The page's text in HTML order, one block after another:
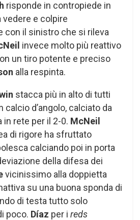
risponde in contropiede in
vedere e colpire
con il sinistro che si rileva
invece molto più reattivo
un tiro potente e preciso
alla respinta.
stacca più in alto di tutti
calcio d’angolo, calciato da
in rete per il 2-0. McNeil
di rigore ha sfruttato
calciando poi in porta
della difesa dei
vicinissimo alla doppietta
su una buona sponda di
di testa tutto solo
poco. Díaz per i reds